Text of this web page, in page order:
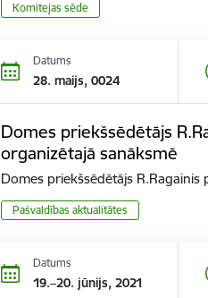
Komitejas sēde
Datums
28. maijs, 0024
Domes priekšsēdētājs
organizētajā sanāksmē
Domes priekšsēdētājs
Pašvaldības aktualitātes
Datums
19.–20. jūnijs, 2021